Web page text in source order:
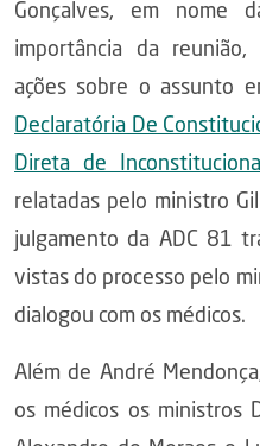
Gonçalves, em nome
importância da
ações sobre o assunto
Declaratória De
Direta de
relatadas pelo ministro
julgamento da ADC 81
vistas do processo pelo
dialogou com os médicos.
Além de André
os médicos os ministros